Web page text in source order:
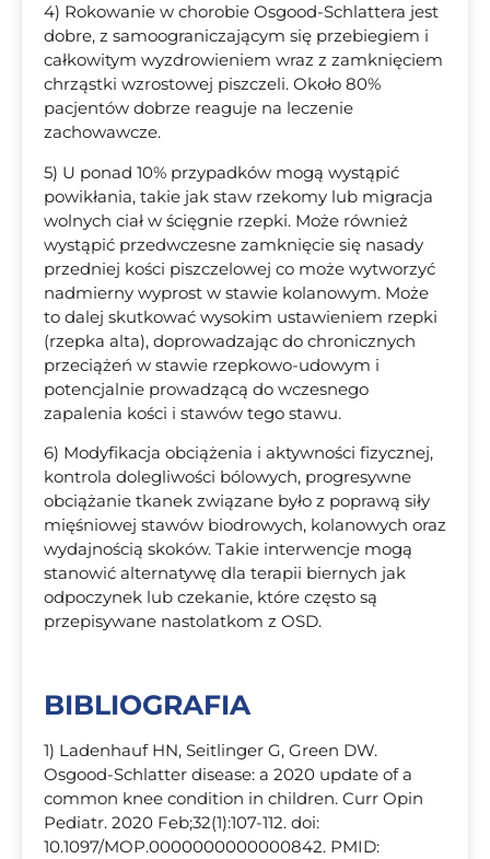
4) Rokowanie w chorobie Osgood-Schlattera jest
dobre, z samoograniczającym się przebiegiem i
całkowitym wyzdrowieniem wraz z zamknięciem
chrząstki wzrostowej piszczeli. Około 80%
pacjentów dobrze reaguje na leczenie
zachowawcze.
5) U ponad 10% przypadków mogą wystąpić
powikłania, takie jak staw rzekomy lub migracja
wolnych ciał w ścięgnie rzepki. Może również
wystąpić przedwczesne zamknięcie się nasady
przedniej kości piszczelowej co może wytworzyć
nadmierny wyprost w stawie kolanowym. Może
to dalej skutkować wysokim ustawieniem rzepki
(rzepka alta), doprowadzając do chronicznych
przeciążeń w stawie rzepkowo-udowym i
potencjalnie prowadzącą do wczesnego
zapalenia kości i stawów tego stawu.
6) Modyfikacja obciążenia i aktywności fizycznej,
kontrola dolegliwości bólowych, progresywne
obciążanie tkanek związane było z poprawą siły
mięśniowej stawów biodrowych, kolanowych oraz
wydajnością skoków. Takie interwencje mogą
stanowić alternatywę dla terapii biernych jak
odpoczynek lub czekanie, które często są
przepisywane nastolatkom z OSD.
BIBLIOGRAFIA
1) Ladenhauf HN, Seitlinger G, Green DW.
Osgood-Schlatter disease: a 2020 update of a
common knee condition in children. Curr Opin
Pediatr. 2020 Feb;32(1):107-112. doi:
10.1097/MOP.0000000000000842. PMID: